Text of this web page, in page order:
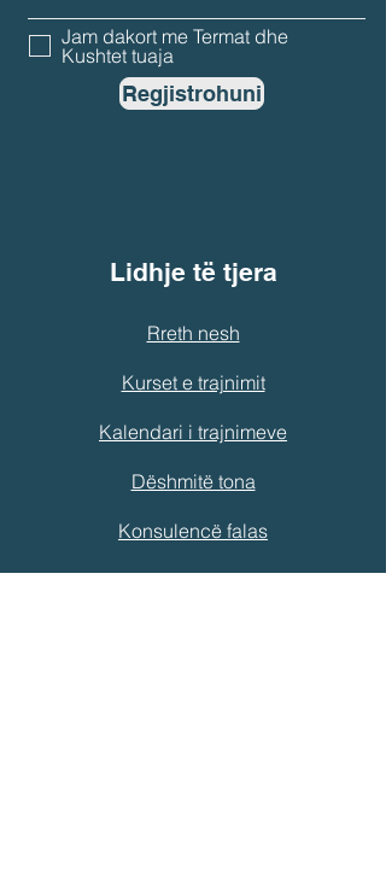
Jam dakort me Termat dhe
Kushtet tuaja
Regjistrohuni
Lidhje të tjera
Rreth nesh
Kurset e trajnimit
Kalendari i trajnimeve
Dëshmitë tona
Konsulencë falas
Politika e Cilësisë